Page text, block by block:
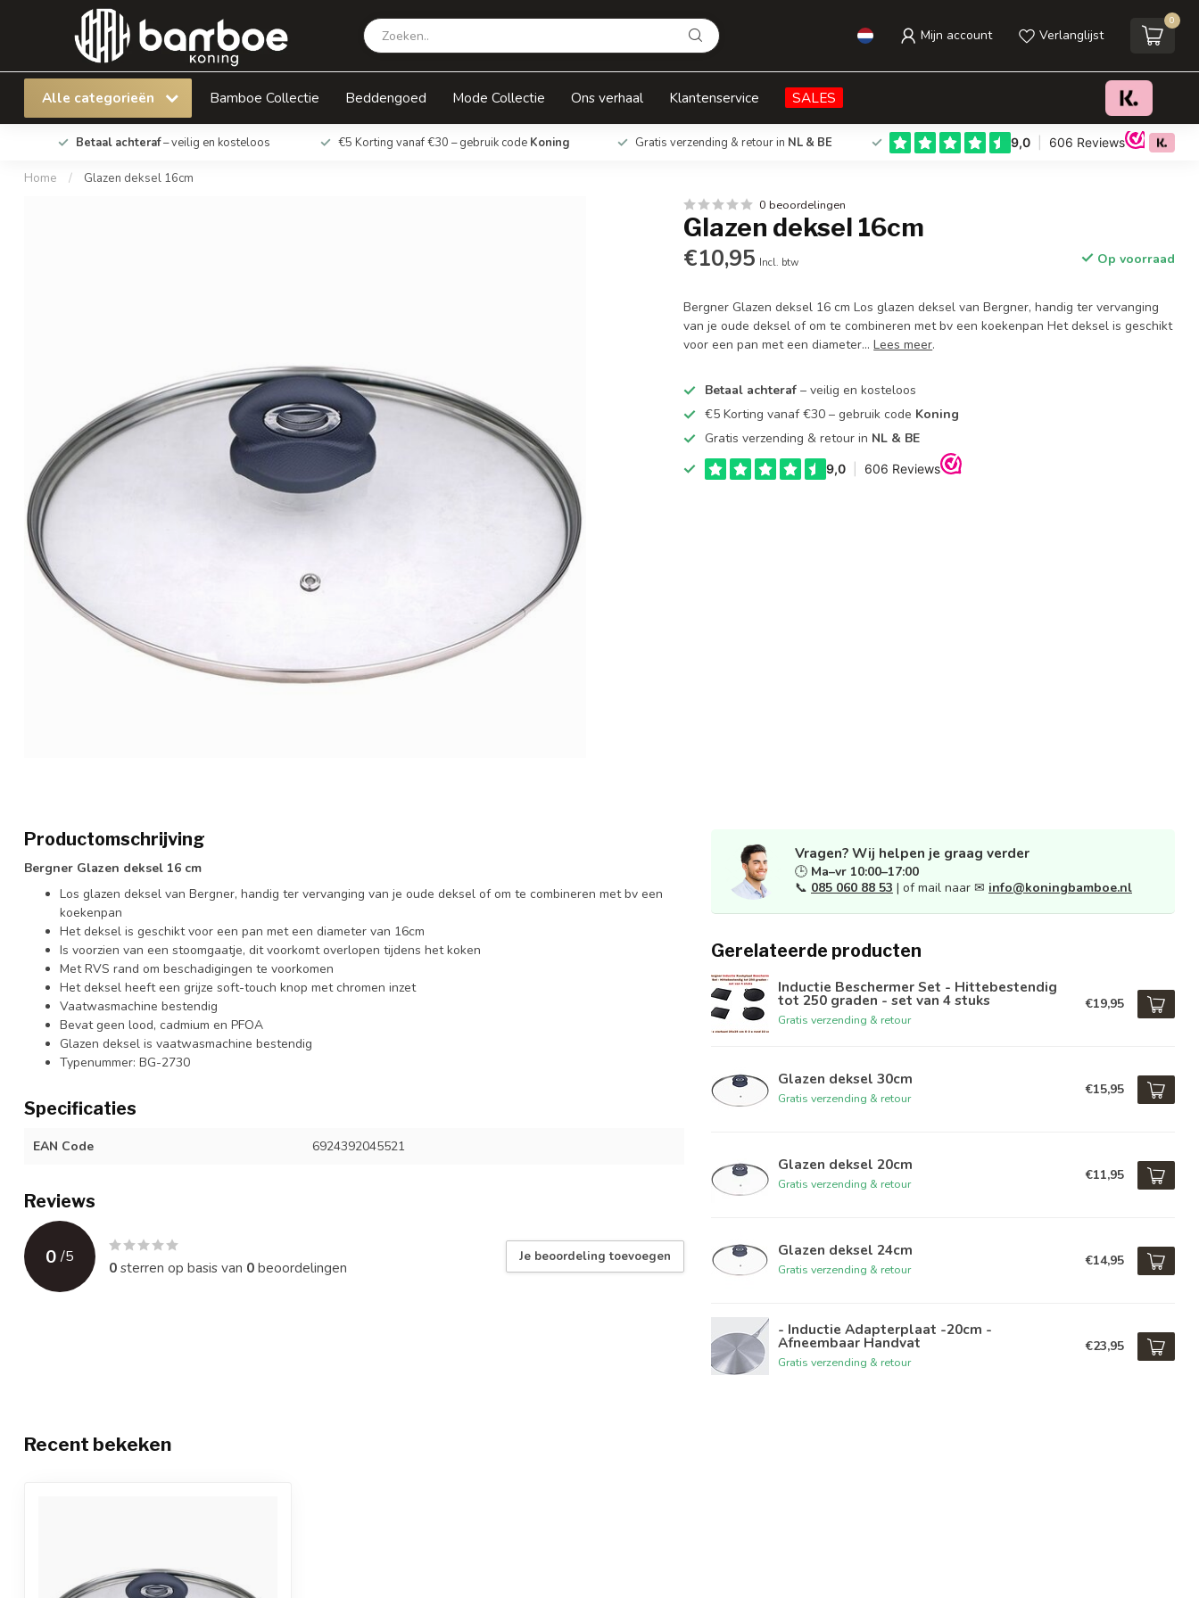
Mijn account Verlanglijst
0
Alle categorieën Bamboe Collectie Beddengoed Mode Collectie Ons verhaal Klantenservice SALES
Betaal achteraf– veilig en kosteloos €5 Korting vanaf €30 – gebruik code Koning Gratis verzending & retour in NL & BE
Home / Glazen deksel 16cm
Glazen deksel 16cm Toevoegen aan winkelwagen
0 beoordelingen
Glazen deksel 16cm
€10,95 Incl. btw Op voorraad
Bergner Glazen deksel 16 cm Los glazen deksel van Bergner, handig ter vervanging
van je oude deksel of om te combineren met bv een koekenpan Het deksel is geschikt
voor een pan met een diameter...Lees meer.
Betaal achteraf – veilig en kosteloos
€5 Korting vanaf €30 – gebruik code Koning
Gratis verzending & retour in NL & BE
Productomschrijving
Bergner Glazen deksel 16 cm
Los glazen deksel van Bergner, handig ter vervanging van je oude deksel of om te combineren met bv een
koekenpan
Het deksel is geschikt voor een pan met een diameter van 16cm
Is voorzien van een stoomgaatje, dit voorkomt overlopen tijdens het koken
Met RVS rand om beschadigingen te voorkomen
Het deksel heeft een grijze soft-touch knop met chromen inzet
Vaatwasmachine bestendig
Bevat geen lood, cadmium en PFOA
Glazen deksel is vaatwasmachine bestendig
Typenummer: BG-2730
Specificaties
EAN Code 6924392045521
Reviews
0 /5
0sterren op basis van 0beoordelingen
Je beoordeling toevoegen
Vragen? Wij helpen je graag verder
🕒 Ma–vr 10:00–17:00
📞 085 060 88 53 | of mail naar ✉ info@koningbamboe.nl
Gerelateerde producten
Inductie Beschermer Set - Hittebestendig
tot 250 graden - set van 4 stuks
Gratis verzending & retour
€19,95
Glazen deksel 30cm
Gratis verzending & retour
€15,95
Glazen deksel 20cm
Gratis verzending & retour
€11,95
Glazen deksel 24cm
Gratis verzending & retour
€14,95
- Inductie Adapterplaat -20cm -
Afneembaar Handvat
Gratis verzending & retour
€23,95
Recent bekeken